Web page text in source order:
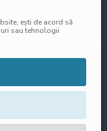
ești de acord să
sau tehnologii